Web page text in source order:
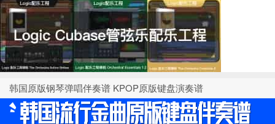
韩国原版钢琴弹唱伴奏谱 KPOP原版键盘演奏谱